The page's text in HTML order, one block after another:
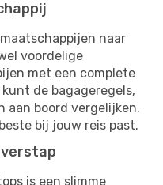
naar
voordelige
met een complete
de bagageregels,
aan boord vergelijken.
bij jouw reis past.
is een slimme